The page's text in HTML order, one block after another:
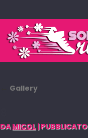
Gallery
DA MICOL | PUBBLICATO